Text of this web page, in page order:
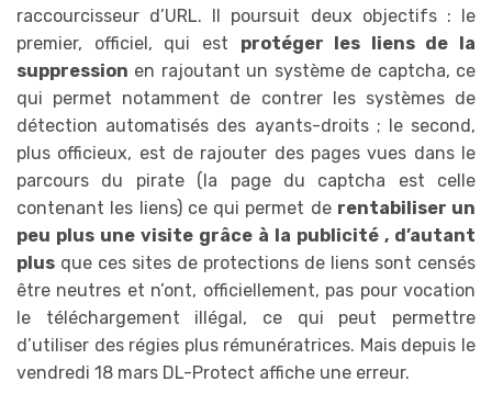
raccourcisseur d’URL. Il poursuit deux objectifs : le
premier, officiel, qui est protéger les liens de la
suppression en rajoutant un système de captcha, ce
qui permet notamment de contrer les systèmes de
détection automatisés des ayants-droits ; le second,
plus officieux, est de rajouter des pages vues dans le
parcours du pirate (la page du captcha est celle
contenant les liens) ce qui permet de rentabiliser un
peu plus une visite grâce à la publicité , d’autant
plus que ces sites de protections de liens sont censés
être neutres et n’ont, officiellement, pas pour vocation
le téléchargement illégal, ce qui peut permettre
d’utiliser des régies plus rémunératrices. Mais depuis le
vendredi 18 mars DL-Protect affiche une erreur.